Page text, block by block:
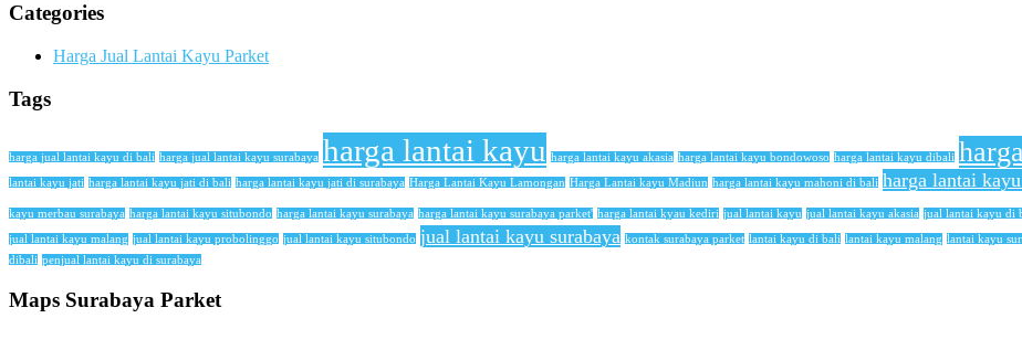
Categories
Harga Jual Lantai Kayu Parket
Tags
harga jual lantai kayu di bali harga jual lantai kayu surabaya harga lantai kayu harga lantai kayu akasia harga lantai kayu bondowoso harga lantai kayu dibali
lantai kayu jati harga lantai kayu jati di bali harga lantai kayu jati di surabaya Harga Lantai Kayu Lamongan Harga Lantai kayu Madiun harga lantai kayu mahoni di bali harga lantai
kayu merbau surabaya harga lantai kayu situbondo harga lantai kayu surabaya harga lantai kayu surabaya parket' harga lantai kyau kediri jual lantai kayu jual lantai kayu akasia jual lantai kayu di
jual lantai kayu malang jual lantai kayu probolinggo jual lantai kayu situbondo jual lantai kayu surabaya kontak surabaya parket lantai kayu di bali lantai kayu malang lantai kayu
dibali penjual lantai kayu di surabaya
Maps Surabaya Parket